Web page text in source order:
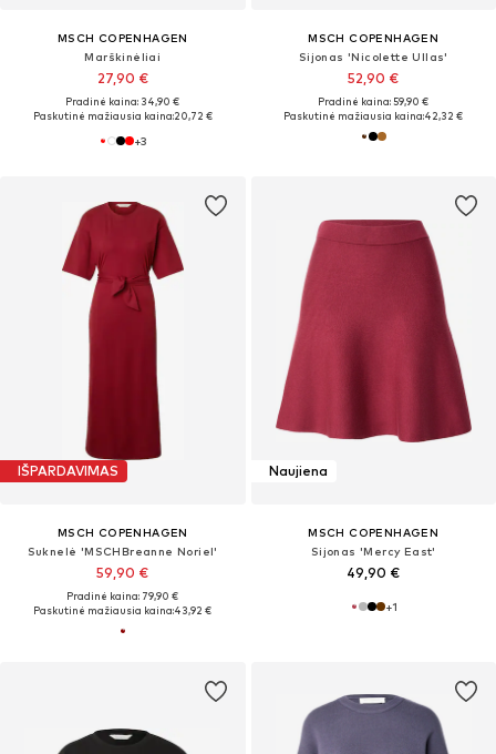
MSCH COPENHAGEN
Marškinėliai
27,90 €
Pradinė kaina: 34,90 €
Paskutinė mažiausia kaina:20,72 €
+3
MSCH COPENHAGEN
Sijonas 'Nicolette Ullas'
52,90 €
Pradinė kaina: 59,90 €
Paskutinė mažiausia kaina:42,32 €
IŠPARDAVIMAS
MSCH COPENHAGEN
Suknelė 'MSCHBreanne Noriel'
59,90 €
Pradinė kaina: 79,90 €
Paskutinė mažiausia kaina:43,92 €
Naujiena
MSCH COPENHAGEN
Sijonas 'Mercy East'
49,90 €
+1